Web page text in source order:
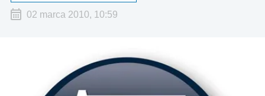
02 marca 2010, 10:59